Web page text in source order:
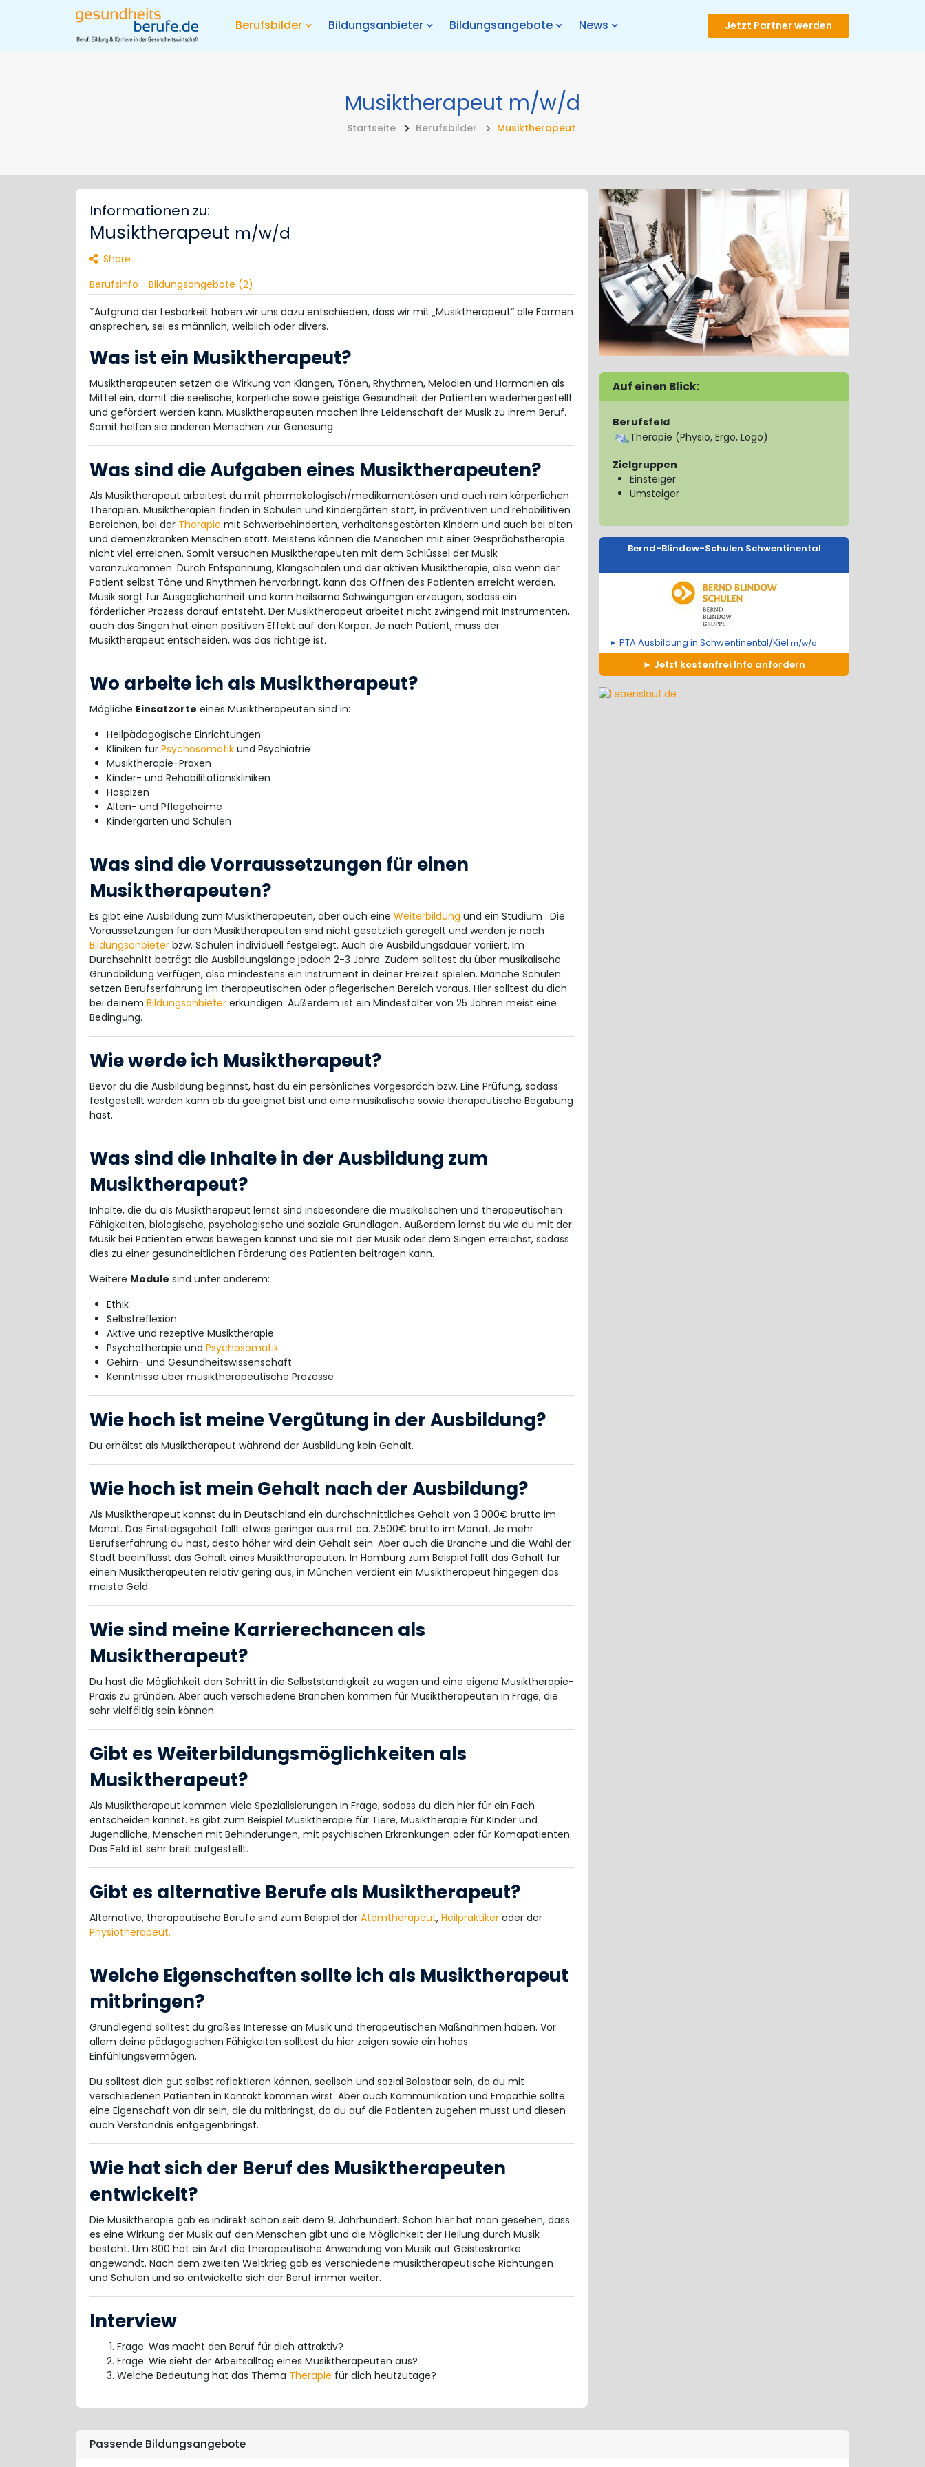
Berufsbilder Bildungsanbieter Bildungsangebote News Jetzt Partner werden
Musiktherapeut m/w/d
Startseite Berufsbilder Musiktherapeut
Auf einen Blick:
Berufsfeld
Therapie (Physio, Ergo, Logo)
Zielgruppen
Einsteiger
Umsteiger
Bernd-Blindow-Schulen Schwentinental
PTA Ausbildung in Schwentinental/Kiel m/w/d
Jetzt kostenfrei Info anfordern
Informationen zu:
Musiktherapeut m/w/d
Share
Berufsinfo
Bildungsangebote (2)
*Aufgrund der Lesbarkeit haben wir uns dazu entschieden, dass wir mit „Musiktherapeut“ alle Formen
ansprechen, sei es männlich, weiblich oder divers.
Was ist ein Musiktherapeut?
Musiktherapeuten setzen die Wirkung von Klängen, Tönen, Rhythmen, Melodien und Harmonien als
Mittel ein, damit die seelische, körperliche sowie geistige Gesundheit der Patienten wiederhergestellt
und gefördert werden kann. Musiktherapeuten machen ihre Leidenschaft der Musik zu ihrem Beruf.
Somit helfen sie anderen Menschen zur Genesung.
Was sind die Aufgaben eines Musiktherapeuten?
Als Musiktherapeut arbeitest du mit pharmakologisch/medikamentösen und auch rein körperlichen
Therapien. Musiktherapien finden in Schulen und Kindergärten statt, in präventiven und rehabilitiven
Bereichen, bei der Therapie mit Schwerbehinderten, verhaltensgestörten Kindern und auch bei alten
und demenzkranken Menschen statt. Meistens können die Menschen mit einer Gesprächstherapie
nicht viel erreichen. Somit versuchen Musiktherapeuten mit dem Schlüssel der Musik
voranzukommen. Durch Entspannung, Klangschalen und der aktiven Musiktherapie, also wenn der
Patient selbst Töne und Rhythmen hervorbringt, kann das Öffnen des Patienten erreicht werden.
Musik sorgt für Ausgeglichenheit und kann heilsame Schwingungen erzeugen, sodass ein
förderlicher Prozess darauf entsteht. Der Musiktherapeut arbeitet nicht zwingend mit Instrumenten,
auch das Singen hat einen positiven Effekt auf den Körper. Je nach Patient, muss der
Musiktherapeut entscheiden, was das richtige ist.
Wo arbeite ich als Musiktherapeut?
Mögliche Einsatzorte eines Musiktherapeuten sind in:
Heilpädagogische Einrichtungen
Kliniken für Psychosomatik und Psychiatrie
Musiktherapie-Praxen
Kinder- und Rehabilitationskliniken
Hospizen
Alten- und Pflegeheime
Kindergärten und Schulen
Was sind die Vorraussetzungen für einen
Musiktherapeuten?
Es gibt eine Ausbildung zum Musiktherapeuten, aber auch eine Weiterbildung und ein Studium . Die
Voraussetzungen für den Musiktherapeuten sind nicht gesetzlich geregelt und werden je nach
Bildungsanbieter bzw. Schulen individuell festgelegt. Auch die Ausbildungsdauer variiert. Im
Durchschnitt beträgt die Ausbildungslänge jedoch 2-3 Jahre. Zudem solltest du über musikalische
Grundbildung verfügen, also mindestens ein Instrument in deiner Freizeit spielen. Manche Schulen
setzen Berufserfahrung im therapeutischen oder pflegerischen Bereich voraus. Hier solltest du dich
bei deinem Bildungsanbieter erkundigen. Außerdem ist ein Mindestalter von 25 Jahren meist eine
Bedingung.
Wie werde ich Musiktherapeut?
Bevor du die Ausbildung beginnst, hast du ein persönliches Vorgespräch bzw. Eine Prüfung, sodass
festgestellt werden kann ob du geeignet bist und eine musikalische sowie therapeutische Begabung
hast.
Was sind die Inhalte in der Ausbildung zum
Musiktherapeut?
Inhalte, die du als Musiktherapeut lernst sind insbesondere die musikalischen und therapeutischen
Fähigkeiten, biologische, psychologische und soziale Grundlagen. Außerdem lernst du wie du mit der
Musik bei Patienten etwas bewegen kannst und sie mit der Musik oder dem Singen erreichst, sodass
dies zu einer gesundheitlichen Förderung des Patienten beitragen kann.
Weitere Module sind unter anderem:
Ethik
Selbstreflexion
Aktive und rezeptive Musiktherapie
Psychotherapie und Psychosomatik
Gehirn- und Gesundheitswissenschaft
Kenntnisse über musiktherapeutische Prozesse
Wie hoch ist meine Vergütung in der Ausbildung?
Du erhältst als Musiktherapeut während der Ausbildung kein Gehalt.
Wie hoch ist mein Gehalt nach der Ausbildung?
Als Musiktherapeut kannst du in Deutschland ein durchschnittliches Gehalt von 3.000€ brutto im
Monat. Das Einstiegsgehalt fällt etwas geringer aus mit ca. 2.500€ brutto im Monat. Je mehr
Berufserfahrung du hast, desto höher wird dein Gehalt sein. Aber auch die Branche und die Wahl der
Stadt beeinflusst das Gehalt eines Musiktherapeuten. In Hamburg zum Beispiel fällt das Gehalt für
einen Musiktherapeuten relativ gering aus, in München verdient ein Musiktherapeut hingegen das
meiste Geld.
Wie sind meine Karrierechancen als
Musiktherapeut?
Du hast die Möglichkeit den Schritt in die Selbstständigkeit zu wagen und eine eigene Musiktherapie-
Praxis zu gründen. Aber auch verschiedene Branchen kommen für Musiktherapeuten in Frage, die
sehr vielfältig sein können.
Gibt es Weiterbildungsmöglichkeiten als
Musiktherapeut?
Als Musiktherapeut kommen viele Spezialisierungen in Frage, sodass du dich hier für ein Fach
entscheiden kannst. Es gibt zum Beispiel Musiktherapie für Tiere, Musiktherapie für Kinder und
Jugendliche, Menschen mit Behinderungen, mit psychischen Erkrankungen oder für Komapatienten.
Das Feld ist sehr breit aufgestellt.
Gibt es alternative Berufe als Musiktherapeut?
Alternative, therapeutische Berufe sind zum Beispiel der Atemtherapeut, Heilpraktiker oder der
Physiotherapeut.
Welche Eigenschaften sollte ich als Musiktherapeut
mitbringen?
Grundlegend solltest du großes Interesse an Musik und therapeutischen Maßnahmen haben. Vor
allem deine pädagogischen Fähigkeiten solltest du hier zeigen sowie ein hohes
Einfühlungsvermögen.
Du solltest dich gut selbst reflektieren können, seelisch und sozial Belastbar sein, da du mit
verschiedenen Patienten in Kontakt kommen wirst. Aber auch Kommunikation und Empathie sollte
eine Eigenschaft von dir sein, die du mitbringst, da du auf die Patienten zugehen musst und diesen
auch Verständnis entgegenbringst.
Wie hat sich der Beruf des Musiktherapeuten
entwickelt?
Die Musiktherapie gab es indirekt schon seit dem 9. Jahrhundert. Schon hier hat man gesehen, dass
es eine Wirkung der Musik auf den Menschen gibt und die Möglichkeit der Heilung durch Musik
besteht. Um 800 hat ein Arzt die therapeutische Anwendung von Musik auf Geisteskranke
angewandt. Nach dem zweiten Weltkrieg gab es verschiedene musiktherapeutische Richtungen
und Schulen und so entwickelte sich der Beruf immer weiter.
Interview
Frage: Was macht den Beruf für dich attraktiv?
Frage: Wie sieht der Arbeitsalltag eines Musiktherapeuten aus?
Welche Bedeutung hat das Thema Therapie für dich heutzutage?
Passende Bildungsangebote